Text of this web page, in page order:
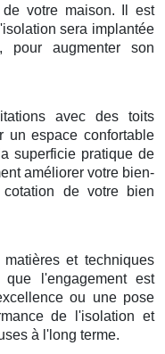
de votre maison. Il est
isolation sera implantée
, pour augmenter son
avec des toits
unespace confortable
superficie pratiquede
améliorervotre bien-
cotation de votre
bien
matièresettechniques
que l'engagementest
ou une pose
de l'isolation et
à l' long terme.